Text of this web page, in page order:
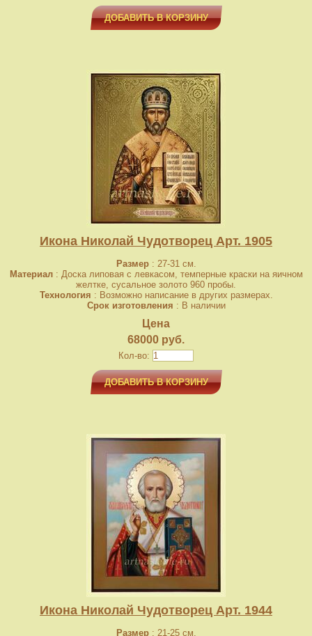
ДОБАВИТЬ В КОРЗИНУ
Икона Николай Чудотворец Арт. 1905
Размер: 27-31 см.
Материал: Доска липовая с левкасом, темперные краски на яичном
желтке, сусальное золото 960 пробы.
Технология : Возможно написание в других размерах.
Срок изготовления : В наличии
Цена
68000 руб.
Кол-во:
ДОБАВИТЬ В КОРЗИНУ
Икона Николай Чудотворец Арт. 1944
Размер: 21-25 см.